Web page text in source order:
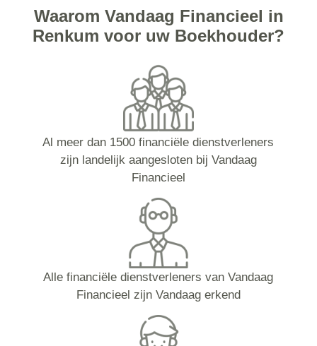
Waarom Vandaag Financieel in
Renkum voor uw Boekhouder?
Al meer dan 1500 financiële dienstverleners
zijn landelijk aangesloten bij Vandaag
Financieel
Alle financiële dienstverleners van Vandaag
Financieel zijn Vandaag erkend